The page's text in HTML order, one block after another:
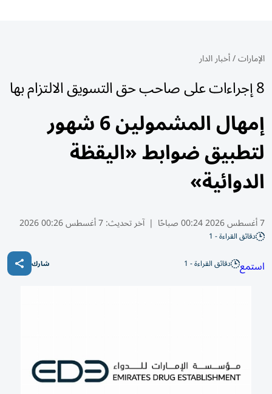
الإمارات/أخبار الدار
8 إجراءات على صاحب حق التسويق الالتزام بها
إمهال المشمولين 6 شهور
لتطبيق ضوابط «اليقظة
الدوائية»
7 أغسطس 2026 00:24 صباحًا | آخر تحديث:7 أغسطس 00:26 2026
دقائق القراءة - 1
استمع دقائق القراءة - 1 شارك